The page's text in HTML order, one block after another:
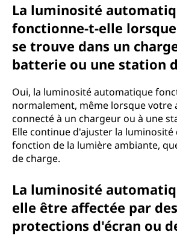
La luminosité
fonctionne-t-elle
se trouve dans un
batterie ou une station
Oui, la luminosité automatique
normalement, même lorsque votre
connecté à un chargeur ou à une
Elle continue d'ajuster la luminosité
fonction de la lumière ambiante,
de charge.
La luminosité
elle être affectée par des
protections d'écran ou